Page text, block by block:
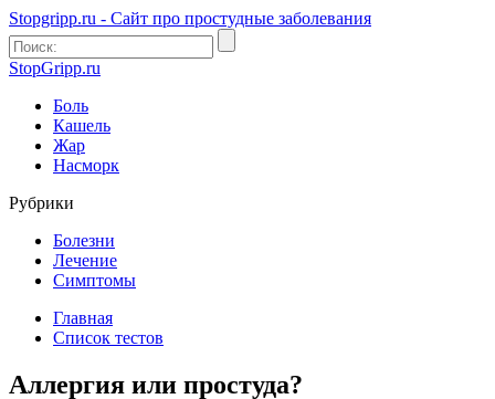
Stopgripp.ru - Cайт про простудные заболевания
StopGripp.ru
Боль
Кашель
Жар
Насморк
Рубрики
Болезни
Лечение
Симптомы
Главная
Список тестов
Аллергия или простуда?